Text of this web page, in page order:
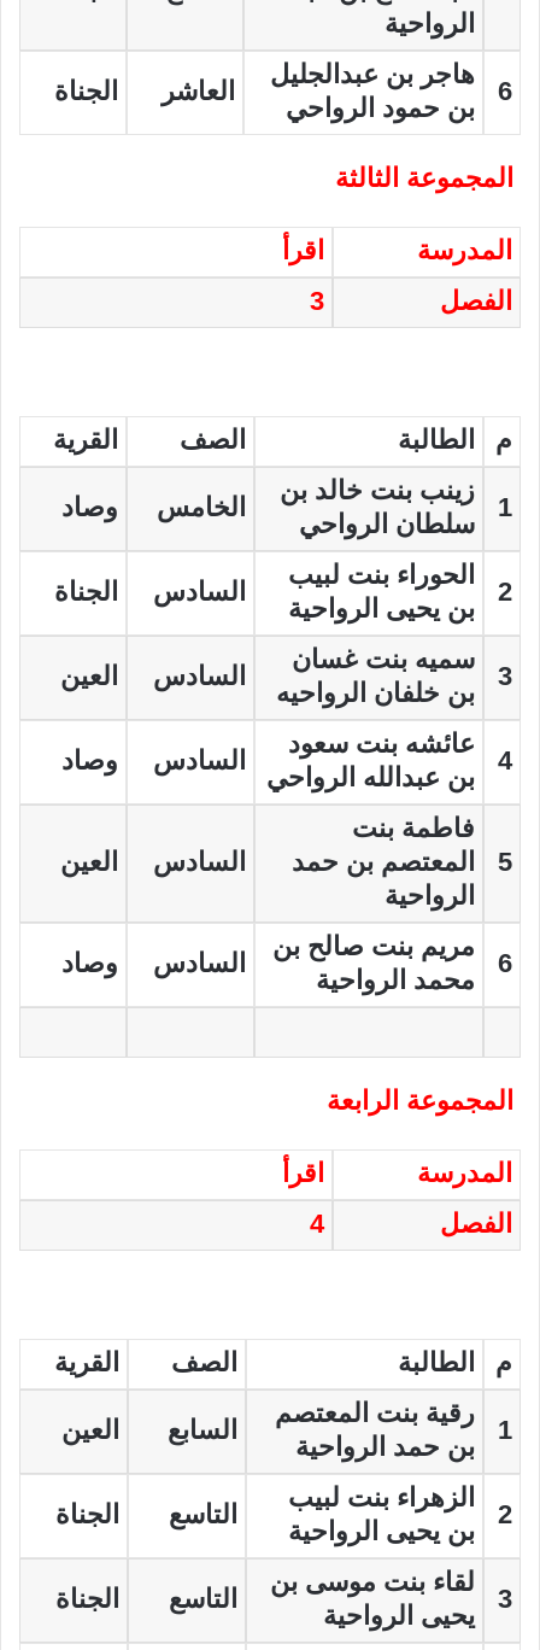
الرواحية
6
هاجر بن عبدالجليل
بن حمود الرواحي
العاشر الجناة
المجموعة الثالثة
المدرسة
اقرأ
الفصل
3
م الطالبة الصف القرية
1
زينب بنت خالد بن
سلطان الرواحي
الخامس وصاد
2
الحوراء بنت لبيب
بن يحيى الرواحية
السادس الجناة
3
سميه بنت غسان
بن خلفان الرواحيه
السادس العين
4
عائشه بنت سعود
بن عبدالله الرواحي
السادس وصاد
5
فاطمة بنت
المعتصم بن حمد
الرواحية
السادس العين
6
مريم بنت صالح بن
محمد الرواحية
السادس وصاد
المجموعة الرابعة
المدرسة
اقرأ
الفصل
4
م الطالبة الصف القرية
1
رقية بنت المعتصم
بن حمد الرواحية
السابع العين
2
الزهراء بنت لبيب
بن يحيى الرواحية
التاسع الجناة
3
لقاء بنت موسى بن
يحيى الرواحية
التاسع الجناة